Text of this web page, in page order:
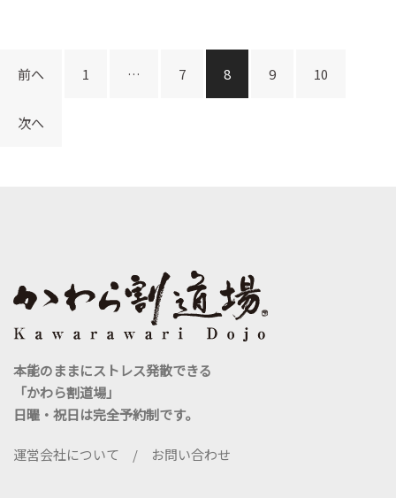
投
ナ
ン
前へ 1 … 7 8 9 10
次へ
本能のままにストレス発散できる
「かわら割道場」
日曜・祝日は完全予約制です。
運営会社について / お問い合わせ